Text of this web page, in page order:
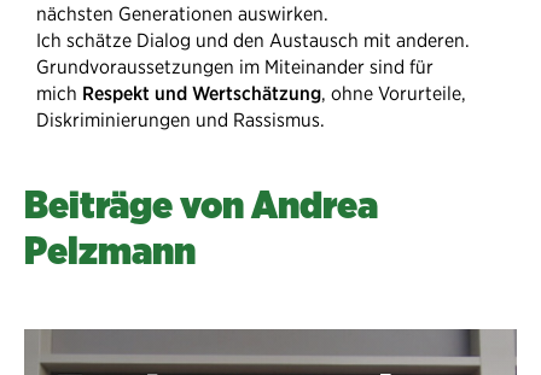
nächsten Generationen auswirken.
Ich schätze Dialog und den Austausch mit anderen.
Grundvoraussetzungen im Miteinander sind für
mich Respekt und Wertschätzung, ohne Vorurteile,
Diskriminierungen und Rassismus.
Beiträge von Andrea
Pelzmann